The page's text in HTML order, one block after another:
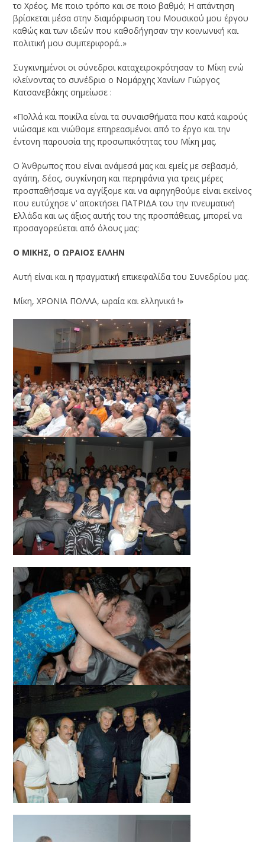
το Χρέος. Με ποιο τρόπο και σε ποιο βαθμό; Η απάντηση
βρίσκεται μέσα στην διαμόρφωση του Μουσικού μου έργου
καθώς και των ιδεών που καθοδήγησαν την κοινωνική και
πολιτική μου συμπεριφορά..»
Συγκινημένοι οι σύνεδροι καταχειροκρότησαν το Μίκη ενώ
κλείνοντας το συνέδριο ο Νομάρχης Χανίων Γιώργος
Κατσανεβάκης σημείωσε :
«Πολλά και ποικίλα είναι τα συναισθήματα που κατά καιρούς
νιώσαμε και νιώθομε επηρεασμένοι από το έργο και την
έντονη παρουσία της προσωπικότητας του Μίκη μας.
Ο Άνθρωπος που είναι ανάμεσά μας και εμείς με σεβασμό,
αγάπη, δέος, συγκίνηση και περηφάνια για τρεις μέρες
προσπαθήσαμε να αγγίξομε και να αφηγηθούμε είναι εκείνος
που ευτύχησε ν’ αποκτήσει ΠΑΤΡΙΔΑ του την πνευματική
Ελλάδα και ως άξιος αυτής του της προσπάθειας, μπορεί να
προσαγορεύεται από όλους μας:
Ο ΜΙΚΗΣ, Ο ΩΡΑΙΟΣ ΕΛΛΗΝ
Αυτή είναι και η πραγματική επικεφαλίδα του Συνεδρίου μας.
Μίκη, ΧΡΟΝΙΑ ΠΟΛΛΑ, ωραία και ελληνικά !»